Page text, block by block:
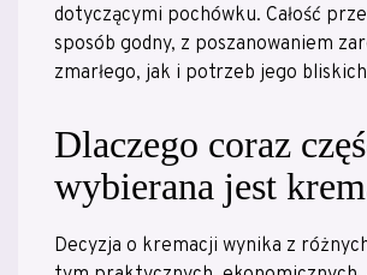
dotyczącymi pochówku. Całość
sposób godny, z poszanowaniem
zmarłego, jak i potrzeb jego
Dlaczego coraz
wybierana jest
Decyzja o kremacji wynika z